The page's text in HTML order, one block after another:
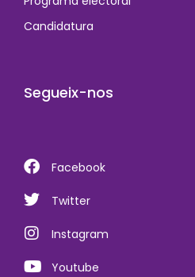
Candidatura
Segueix-nos
Facebook
Twitter
Instagram
Youtube